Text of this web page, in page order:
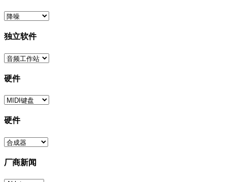
独立软件
硬件
硬件
厂商新闻